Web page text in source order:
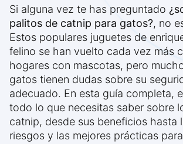
Si alguna vez te has preguntado
palitos de catnip para gatos?, no
Estos populares juguetes de
felino se han vuelto cada vez más
hogares con mascotas, pero
gatos tienen dudas sobre su
adecuado. En esta guía completa,
todo lo que necesitas saber sobre
catnip, desde sus beneficios hasta
riesgos y las mejores prácticas